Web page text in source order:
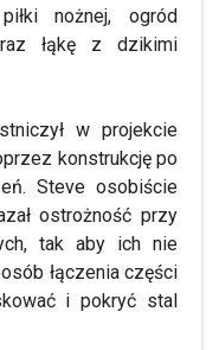
nożnej, ogród
łąkę z dzikimi
w projekcie
konstrukcję po
Steve osobiście
ostrożność przy
tak aby ich nie
łączenia części
i pokryć stal